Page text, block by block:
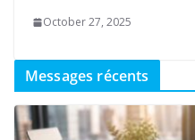
October 27, 2025
Messages récents